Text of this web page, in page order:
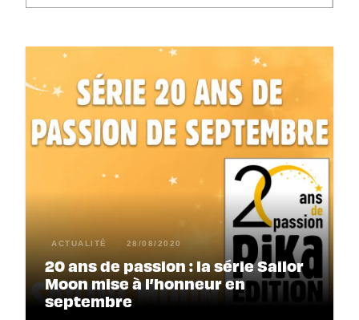
ACTUALITÉ 28/08/2020
20 ans de passion : la série Sailor
Moon mise à l’honneur en
septembre